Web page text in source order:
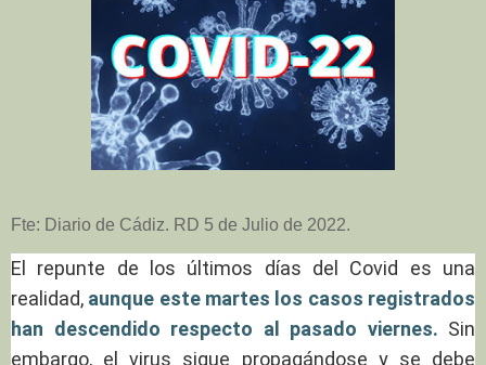
Fte: Diario de Cádiz. RD 5 de Julio de 2022.
El repunte de los últimos días del Covid es una
realidad, aunque este martes los casos registrados
han descendido respecto al pasado viernes. Sin
embargo, el virus sigue propagándose y se debe